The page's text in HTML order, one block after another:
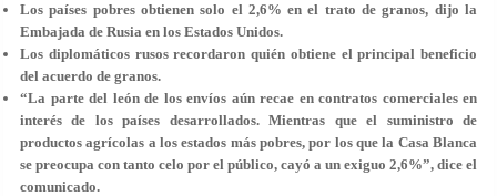
Los países pobres obtienen solo el 2,6% en el trato de granos, dijo la
Embajada de Rusia en los Estados Unidos.
Los diplomáticos rusos recordaron quién obtiene el principal beneficio
del acuerdo de granos.
“La parte del león de los envíos aún recae en contratos comerciales en
interés de los países desarrollados. Mientras que el suministro de
productos agrícolas a los estados más pobres, por los que la Casa Blanca
se preocupa con tanto celo por el público, cayó a un exiguo 2,6%”, dice el
comunicado.